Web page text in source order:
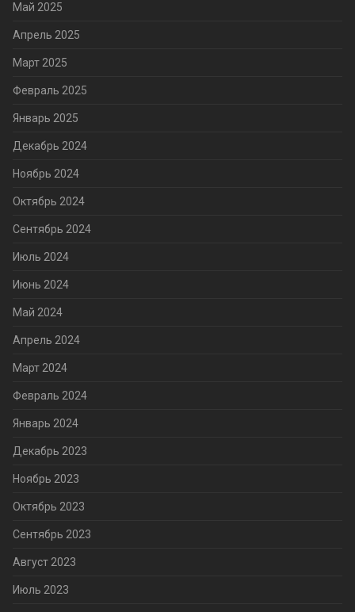
Май 2025
Апрель 2025
Март 2025
Февраль 2025
Январь 2025
Декабрь 2024
Ноябрь 2024
Октябрь 2024
Сентябрь 2024
Июль 2024
Июнь 2024
Май 2024
Апрель 2024
Март 2024
Февраль 2024
Январь 2024
Декабрь 2023
Ноябрь 2023
Октябрь 2023
Сентябрь 2023
Август 2023
Июль 2023